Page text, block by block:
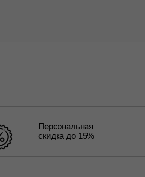
Персональная
скидка до 15%